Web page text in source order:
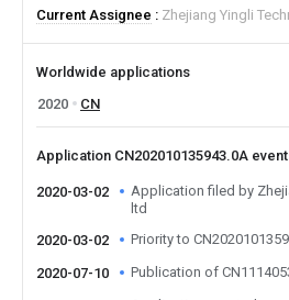
Current Assignee
Zhejiang Yingli
Worldwide applications
2020
CN
Application CN202010135943.0A
2020-03-02
Application filed by
ltd
2020-03-02
Priority to
2020-07-10 Publication of